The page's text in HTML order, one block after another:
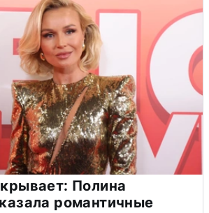
Полина
романтичные